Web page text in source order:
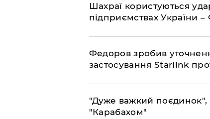
Шахраї користуються
підприємствах України
Федоров зробив
застосування Starlink
"Дуже важкий поєдинок",
"Карабахом"